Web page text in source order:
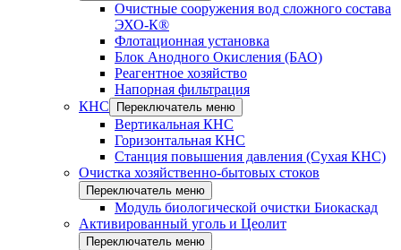
Очистные сооружения вод сложного состава
ЭХО-К®
Флотационная установка
Блок Анодного Окисления (БАО)
Реагентное хозяйство
Напорная фильтрация
КНС
Переключатель меню
Вертикальная КНС
Горизонтальная КНС
Станция повышения давления (Сухая КНС)
Очистка хозяйственно-бытовых стоков
Переключатель меню
Модуль биологической очистки Биокаскад
Активированный уголь и Цеолит
Переключатель меню